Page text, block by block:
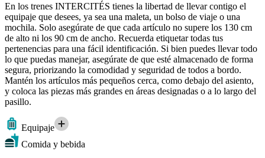
En los trenes INTERCITÉS tienes la libertad de llevar contigo el
equipaje que desees, ya sea una maleta, un bolso de viaje o una
mochila. Solo asegúrate de que cada artículo no supere los 130 cm
de alto ni los 90 cm de ancho. Recuerda etiquetar todas tus
pertenencias para una fácil identificación. Si bien puedes llevar todo
lo que puedas manejar, asegúrate de que esté almacenado de forma
segura, priorizando la comodidad y seguridad de todos a bordo.
Mantén los artículos más pequeños cerca, como debajo del asiento,
y coloca las piezas más grandes en áreas designadas o a lo largo del
pasillo.
Equipaje
Comida y bebida